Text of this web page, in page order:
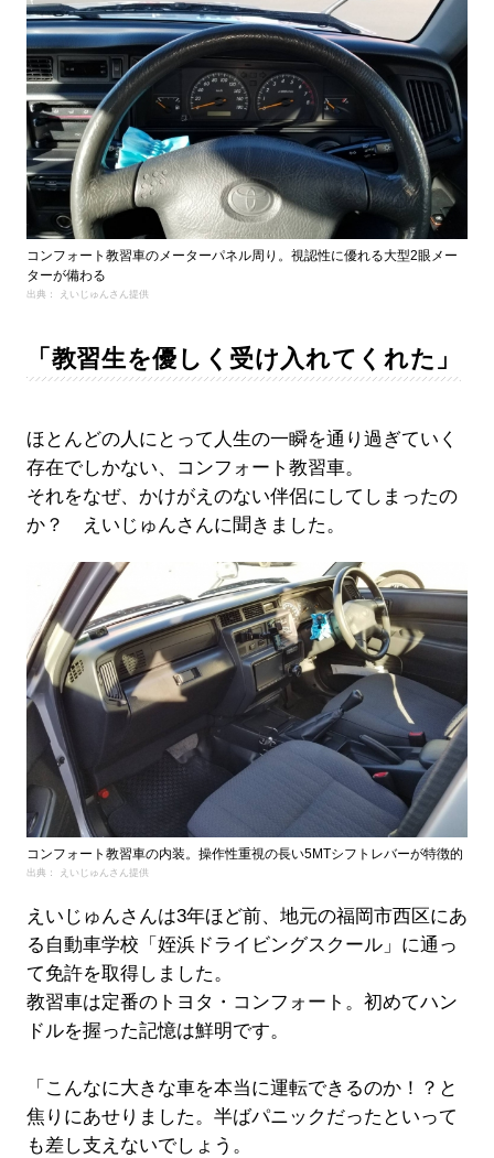
コンフォート教習車のメーターパネル周り。視認性に優れる大型2眼メー
ターが備わる
出典： えいじゅんさん提供
「教習生を優しく受け入れてくれた」
ほとんどの人にとって人生の一瞬を通り過ぎていく
存在でしかない、コンフォート教習車。
それをなぜ、かけがえのない伴侶にしてしまったの
か？ えいじゅんさんに聞きました。
コンフォート教習車の内装。操作性重視の長い5MTシフトレバーが特徴的
出典： えいじゅんさん提供
えいじゅんさんは3年ほど前、地元の福岡市西区にあ
る自動車学校「姪浜ドライビングスクール」に通っ
て免許を取得しました。
教習車は定番のトヨタ・コンフォート。初めてハン
ドルを握った記憶は鮮明です。
「こんなに大きな車を本当に運転できるのか！？と
焦りにあせりました。半ばパニックだったといって
も差し支えないでしょう。